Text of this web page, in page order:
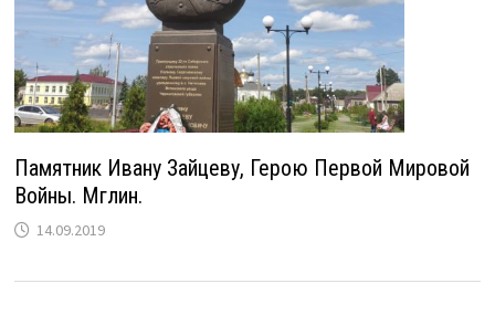
Памятник Ивану Зайцеву, Герою Первой Мировой
Войны. Мглин.
14.09.2019